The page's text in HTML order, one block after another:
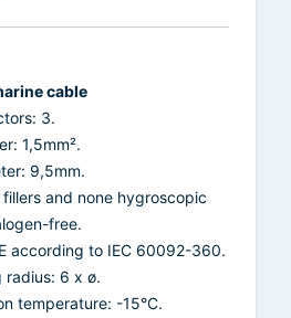
cable
3.
1,5mm².
9,5mm.
and none hygroscopic
free.
according to IEC 60092-360.
radius: 6 x ø.
temperature: -15°C.